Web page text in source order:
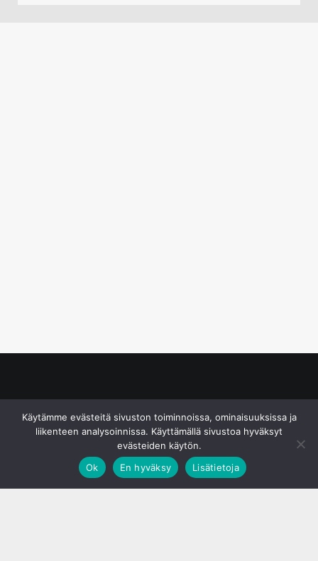
Käytämme evästeitä sivuston toiminnoissa, ominaisuuksissa ja
liikenteen analysoinnissa. Käyttämällä sivustoa hyväksyt
evästeiden käytön.
Ok
En hyväksy Lisätietoja